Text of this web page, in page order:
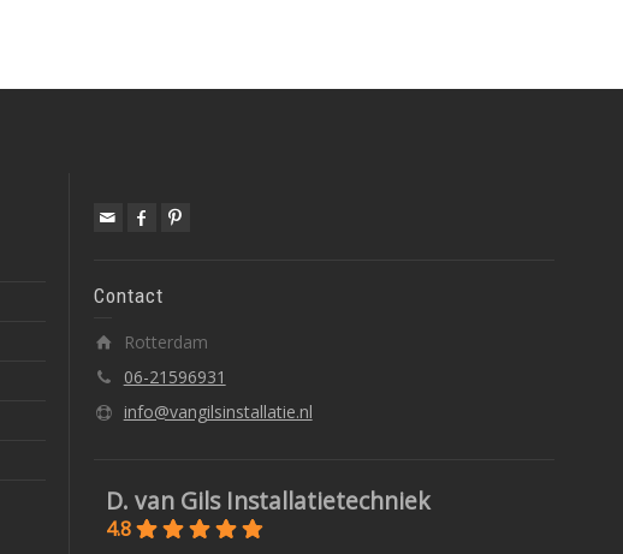
Contact
Rotterdam
06-21596931
info@vangilsinstallatie.nl
D. van Gils Installatietechniek
4.8